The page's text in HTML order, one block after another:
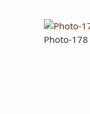
Photo-178